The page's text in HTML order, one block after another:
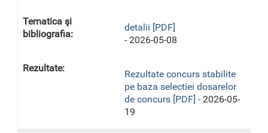
detalii [PDF]
- 2026-05-08
Rezultate concurs stabilite
pe baza selectiei dosarelor
de concurs [PDF] - 2026-05-
19